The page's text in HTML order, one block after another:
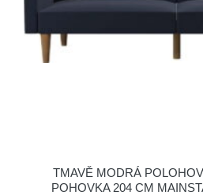
TMAVĚ MODRÁ
POHOVKA 204 CM